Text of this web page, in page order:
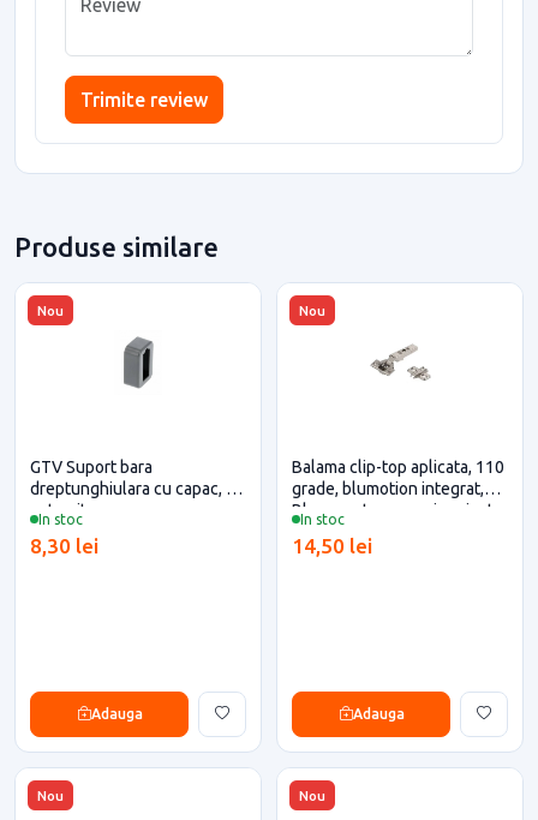
Trimite review
Produse similare
Nou
In stoc
GTV Suport bara
dreptunghiulara cu capac, gri
antracit
8,30 lei
Adauga
Nou
In stoc
Balama clip-top aplicata, 110
grade, blumotion integrat,
Blum pentru casa si proiecte
14,50 lei
Adauga
Nou Nou